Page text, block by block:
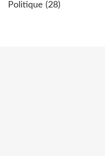
Politique (28)